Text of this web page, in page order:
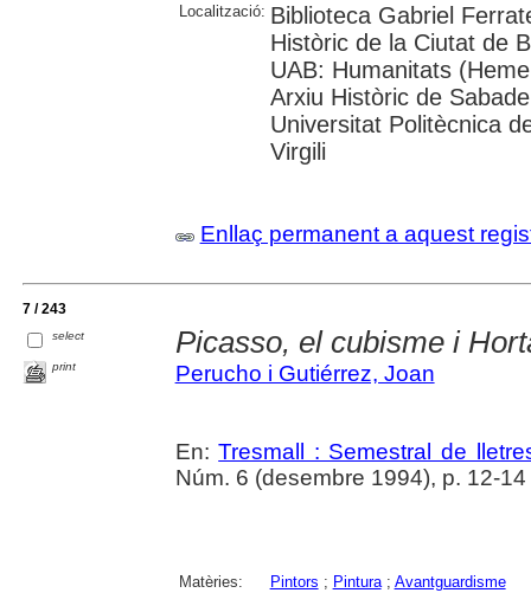
Localització: Biblioteca Gabriel
Històric de la Ciutat de
UAB: Humanitats
Arxiu Històric de
Universitat Politècnica
Virgili
Enllaç permanent a aquest
7 / 243
select
print
Picasso, el cubisme i
Perucho i Gutiérrez, Joan
En:Tresmall : Semestral de
Núm. 6 (desembre 1994), p. 12-14
Matèries: Pintors ; Pintura; Avantguardisme